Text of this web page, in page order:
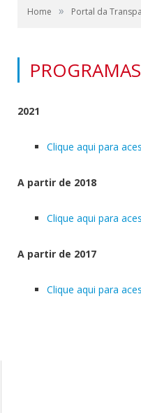
Home » Portal da
2021
Clique aqui para
A partir de 2018
Clique aqui para
A partir de 2017
Clique aqui para